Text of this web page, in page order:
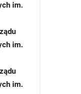
im.
im.
im.